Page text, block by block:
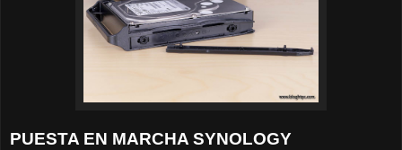
PUESTA EN MARCHA SYNOLOGY